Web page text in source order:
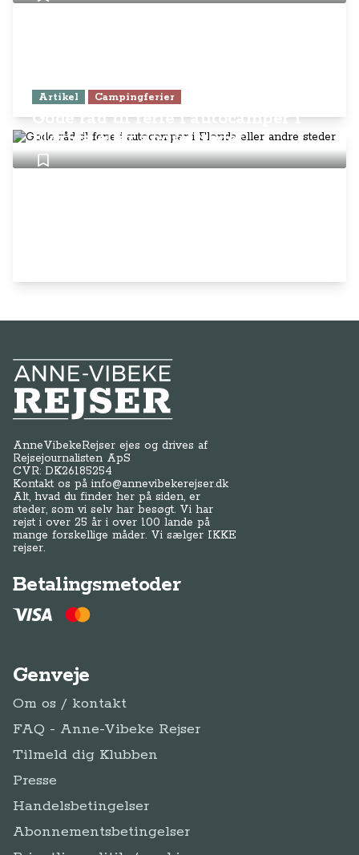
Artikel Campingferier
Gode råd til ferie i autocamper i
Florida eller andre steder
Anne-Vibeke Rejser
AnneVibekeRejser ejes og drives af
Rejsejournalisten ApS
CVR: DK26185254
Kontakt os påinfo@annevibekerejser.dk
Alt, hvad du finder her på siden, er
steder, som vi selv har besøgt. Vi har
rejst i over 25 år i over 100 lande på
mange forskellige måder. Vi sælger IKKE
rejser.
Betalingsmetoder
Genveje
Om os / kontakt
FAQ - Anne-Vibeke Rejser
Tilmeld dig Klubben
Presse
Handelsbetingelser
Abonnementsbetingelser